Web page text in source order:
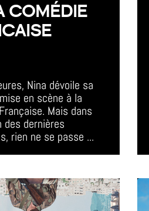
COMÉDIE
Nina dévoile sa
en scène à la
Mais dans
dernières
rien ne se passe ...